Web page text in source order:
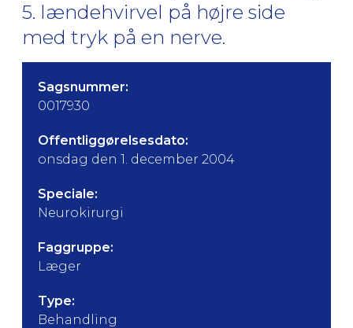
5. lændehvirvel på højre side
med tryk på en nerve.
Sagsnummer:
0017930
Offentliggørelsesdato:
onsdag den 1. december 2004
Speciale:
Neurokirurgi
Faggruppe:
Læger
Type:
Behandling